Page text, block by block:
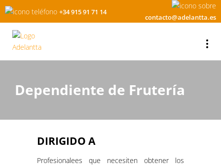
+34 915 91 71 14
contacto@adelantta.es
Dependiente de Frutería
DIRIGIDO A
Profesionalees que necesiten obtener los